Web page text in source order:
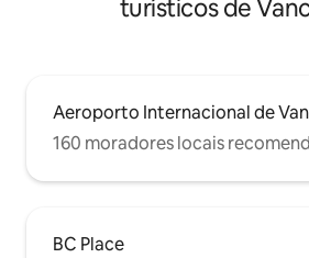
turísticos de
Aeroporto Internacional de
160 moradores locais
BC Place